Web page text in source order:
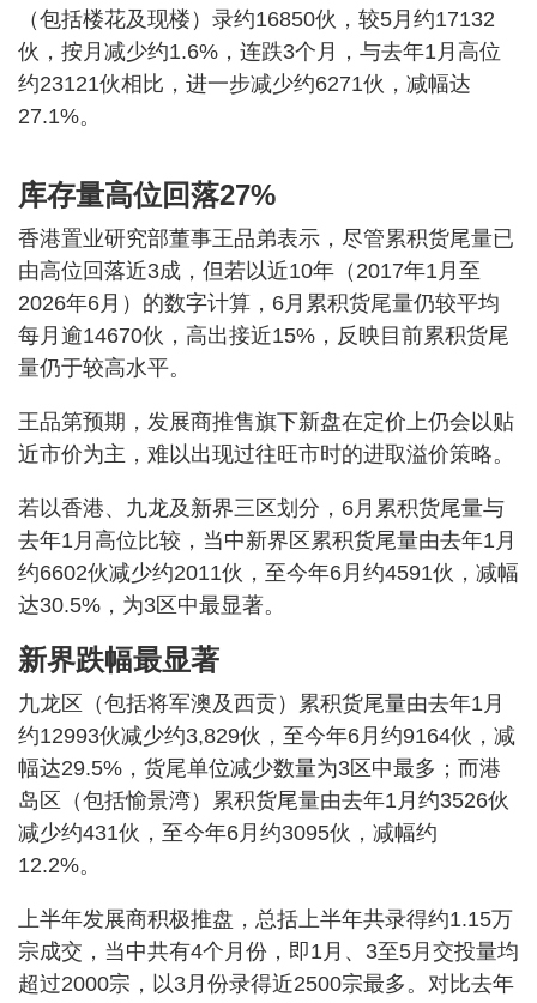
（包括楼花及现楼）录约16850伙，较5月约17132
伙，按月减少约1.6%，连跌3个月，与去年1月高位
约23121伙相比，进一步减少约6271伙，减幅达
27.1%。
库存量高位回落27%
香港置业研究部董事王品弟表示，尽管累积货尾量已
由高位回落近3成，但若以近10年（2017年1月至
2026年6月）的数字计算，6月累积货尾量仍较平均
每月逾14670伙，高出接近15%，反映目前累积货尾
量仍于较高水平。
王品第预期，发展商推售旗下新盘在定价上仍会以贴
近市价为主，难以出现过往旺市时的进取溢价策略。
若以香港、九龙及新界三区划分，6月累积货尾量与
去年1月高位比较，当中新界区累积货尾量由去年1月
约6602伙减少约2011伙，至今年6月约4591伙，减幅
达30.5%，为3区中最显著。
新界跌幅最显著
九龙区（包括将军澳及西贡）累积货尾量由去年1月
约12993伙减少约3,829伙，至今年6月约9164伙，减
幅达29.5%，货尾单位减少数量为3区中最多；而港
岛区（包括愉景湾）累积货尾量由去年1月约3526伙
减少约431伙，至今年6月约3095伙，减幅约
12.2%。
上半年发展商积极推盘，总括上半年共录得约1.15万
宗成交，当中共有4个月份，即1月、3至5月交投量均
超过2000宗，以3月份录得近2500宗最多。对比去年